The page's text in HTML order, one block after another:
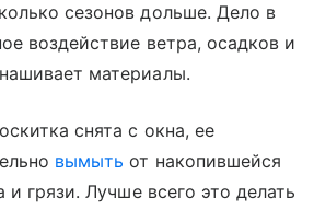
сезонов дольше. Дело в
воздействие ветра, осадков и
материалы.
снята с окна, ее
вымыть от накопившейся
и грязи. Лучше всего это делать